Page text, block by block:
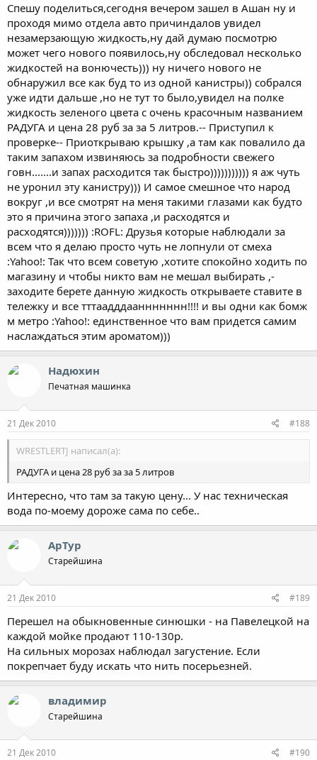
Спешу поделиться,сегодня вечером зашел в Ашан ну и
проходя мимо отдела авто причиндалов увидел
незамерзающую жидкость,ну дай думаю посмотрю
может чего нового появилось,ну обследовал несколько
жидкостей на вонючесть))) ну ничего нового не
обнаружил все как буд то из одной канистры)) собрался
уже идти дальше ,но не тут то было,увидел на полке
жидкость зеленого цвета с очень красочным названием
РАДУГА и цена 28 руб за за 5 литров.-- Приступил к
проверке-- Приоткрываю крышку ,а там как повалило да
таким запахом извиняюсь за подробности свежего
говн.......и запах расходится так быстро))))))))))) я аж чуть
не уронил эту канистру))) И самое смешное что народ
вокруг ,и все смотрят на меня такими глазами как будто
это я причина этого запаха ,и расходятся и
расходятся))))))) :ROFL: Друзья которые наблюдали за
всем что я делаю просто чуть не лопнули от смеха
:Yahoo!: Так что всем советую ,хотите спокойно ходить по
магазину и чтобы никто вам не мешал выбирать ,-
заходите берете данную жидкость открываете ставите в
тележку и все тттаадддааннннннн!!!! и вы одни как бомж
м метро :Yahoo!: единственное что вам придется самим
наслаждаться этим ароматом)))
Надюхин
Печатная машинка
21 Дек 2010 #188
WRESTLERTJ написал(а):
РАДУГА и цена 28 руб за за 5 литров
Интересно, что там за такую цену... У нас техническая
вода по-моему дороже сама по себе..
АрТур
Старейшина
21 Дек 2010 #189
Перешел на обыкновенные синюшки - на Павелецкой на
каждой мойке продают 110-130р.
На сильных морозах наблюдал загустение. Если
покрепчает буду искать что нить посерьезней.
владимир
Старейшина
21 Дек 2010 #190